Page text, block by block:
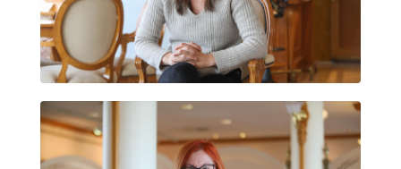
LEIRE MARTINEZ DE MARIGORTA VARELA